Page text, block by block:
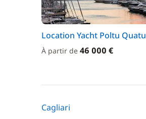
Location Yacht Poltu Quatu
À partir de 46 000 €
Cagliari